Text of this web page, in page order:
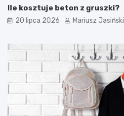
Ile kosztuje beton z gruszki?
20 lipca 2026 Mariusz Jasiński